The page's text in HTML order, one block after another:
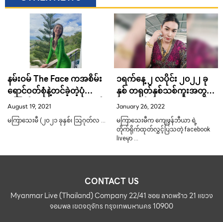
နမ်းဝမ် The Face ကအစိမ်း
ရောင်ဝတ်စုံနဲ့တင်ခဲ့တဲ့ပုံ
ကြောင့် လူတွေကအလေးချိန်
ကိုသိချင်နေကြပါတယ်။
August 19, 2021
မကြာသေးမီ (၂၀၂၁ ခုနှစ်၊ သြဂုတ်လ …
၁ရက်နေ့ ၂ လပိုင်း ၂၀၂၂ ခု
နှစ် တရုတ်နှစ်သစ်ကူးအတွက်
ကံကောင်းစေသောထီဂဏန်း
များကို ကျေဖွန်ဘီယာကနေ
ပြီးတော့ ထုတ်ဖော်ပြောပြ
January 26, 2022
မကြာသေးမီက ကျေဖွန်ဘီယာ ရဲ့
တိုက်ရိုက်ထုတ်လွှင့်ပြသတဲ့ facebook
liveမှာ …
CONTACT US
Myanmar Live (Thailand) Company 22/41 ซอย ลาดพร้าว 21 แขวง
จอมพล เขตจตุจักร กรุงเทพมหานคร 10900